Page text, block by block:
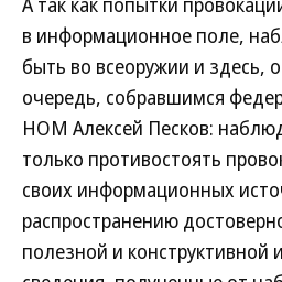
в информационное поле,
быть во всеоружии и здесь,
очередь, собравшимся
НОМ Алексей Песков:
только противостоять
своих информационных
распространению
полезной и